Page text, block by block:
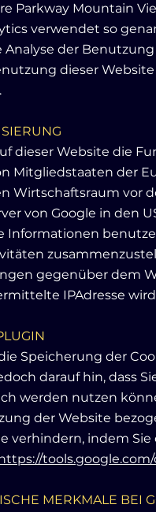
Parkway Mountain
verwendet so
Analyse der
dieser
dieser Website die
Mitgliedstaaten der
Wirtschaftsraum vor
von Google in den
Informationen
gegenüber dem
IPAdresse
Speicherung der
darauf hin, dass
werden nutzen
der Website
verhindern, indem
MERKMALE BEI